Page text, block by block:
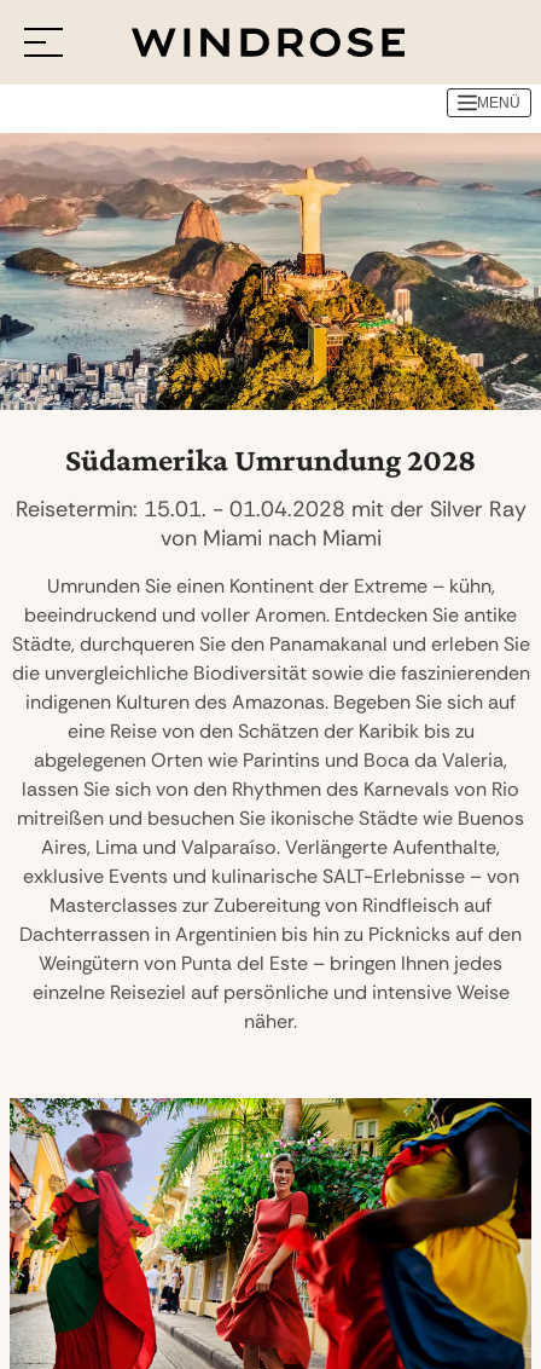
Reiseziele
Reisethemen
Jetzt Anfrage senden
MENÜ
Reedereien Silversea Cruises Südamerika Umrundung 2028
Südamerika Umrundung 2028
Reisetermin: 15.01. - 01.04.2028 mit der Silver Ray
von Miami nach Miami
Umrunden Sie einen Kontinent der Extreme – kühn,
beeindruckend und voller Aromen. Entdecken Sie antike
Städte, durchqueren Sie den Panamakanal und erleben Sie
die unvergleichliche Biodiversität sowie die faszinierenden
indigenen Kulturen des Amazonas. Begeben Sie sich auf
eine Reise von den Schätzen der Karibik bis zu
abgelegenen Orten wie Parintins und Boca da Valeria,
lassen Sie sich von den Rhythmen des Karnevals von Rio
mitreißen und besuchen Sie ikonische Städte wie Buenos
Aires, Lima und Valparaíso. Verlängerte Aufenthalte,
exklusive Events und kulinarische SALT-Erlebnisse – von
Masterclasses zur Zubereitung von Rindfleisch auf
Dachterrassen in Argentinien bis hin zu Picknicks auf den
Weingütern von Punta del Este – bringen Ihnen jedes
einzelne Reiseziel auf persönliche und intensive Weise
näher.